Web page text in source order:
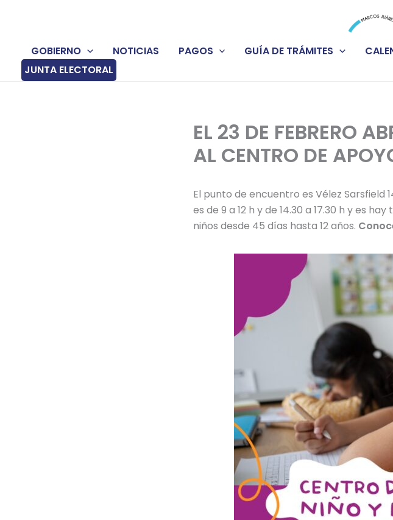
GOBIERNO
NOTICIAS PAGOS GUÍA DE TRÁMITES
JUNTA ELECTORAL
EL 23 DE FEBRERO
AL CENTRO DE
El punto de encuentro es Vélez Sarsfield
es de 9 a 12 h y de 14.30 a 17.30 h y es
niños desde 45 días hasta 12 años.